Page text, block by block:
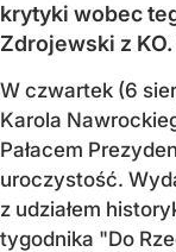
krytyki wobec
Zdrojewski z
W czwartek (6
Karola
Pałacem
uroczystość.
z udziałem
tygodnika "Do